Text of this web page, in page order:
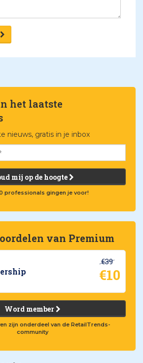
het laatste
nieuws, gratis in je inbox
mij op de hoogte
professionals gingen je voor!
van Premium
€39
€10
Word member
zijn onderdeel van de RetailTrends-
community